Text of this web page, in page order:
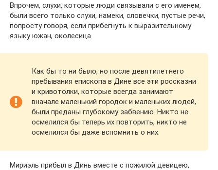
Впрочем, слухи, которые люди связывали с его именем,
были всего только слухи, намеки, словечки, пустые речи,
попросту говоря, если прибегнуть к выразительному
языку южан, околесица.
Как бы то ни было, но после девятилетнего
пребывания епископа в Дине все эти россказни
и кривотолки, которые всегда занимают
вначале маленький городок и маленьких людей,
были преданы глубокому забвению. Никто не
осмелился бы теперь их повторить, никто не
осмелился бы даже вспомнить о них.
Мириэль прибыл в Динь вместе с пожилой девицею,